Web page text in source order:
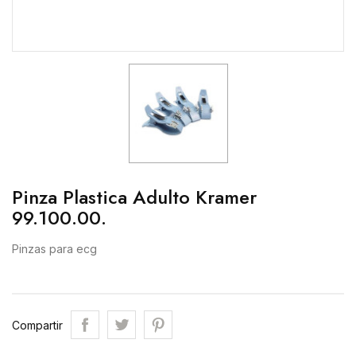
Pinza Plastica Adulto Kramer
99.100.00.
Pinzas para ecg
Compartir